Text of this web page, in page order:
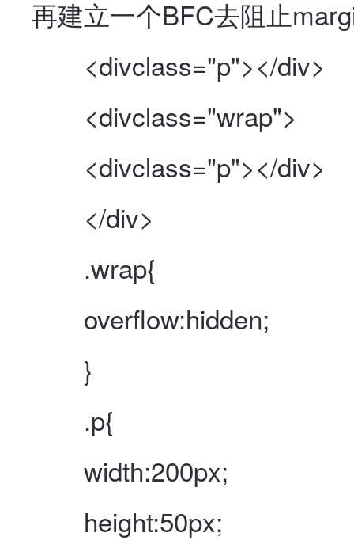
再建立一个BFC去阻止
<divclass="p"></div>
<divclass="wrap">
<divclass="p"></div>
</div>
.wrap{
overflow:hidden;
}
.p{
width:200px;
height:50px;